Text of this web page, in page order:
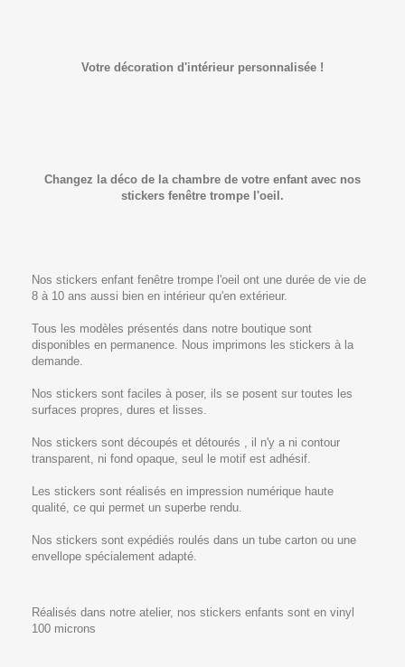
Votre décoration d'intérieur personnalisée !
Changez la déco de la chambre de votre enfant avec nos
stickers fenêtre trompe l'oeil.
Nos stickers enfant fenêtre trompe l'oeil ont une durée de vie de
8 à 10 ans aussi bien en intérieur qu'en extérieur.
Tous les modèles présentés dans notre boutique sont
disponibles en permanence. Nous imprimons les stickers à la
demande.
Nos stickers sont faciles à poser, ils se posent sur toutes les
surfaces propres, dures et lisses.
Nos stickers sont découpés et détourés , il n'y a ni contour
transparent, ni fond opaque, seul le motif est adhésif.
Les stickers sont réalisés en impression numérique haute
qualité, ce qui permet un superbe rendu.
Nos stickers sont expédiés roulés dans un tube carton ou une
envellope spécialement adapté.
Réalisés dans notre atelier, nos stickers enfants sont en vinyl
100 microns